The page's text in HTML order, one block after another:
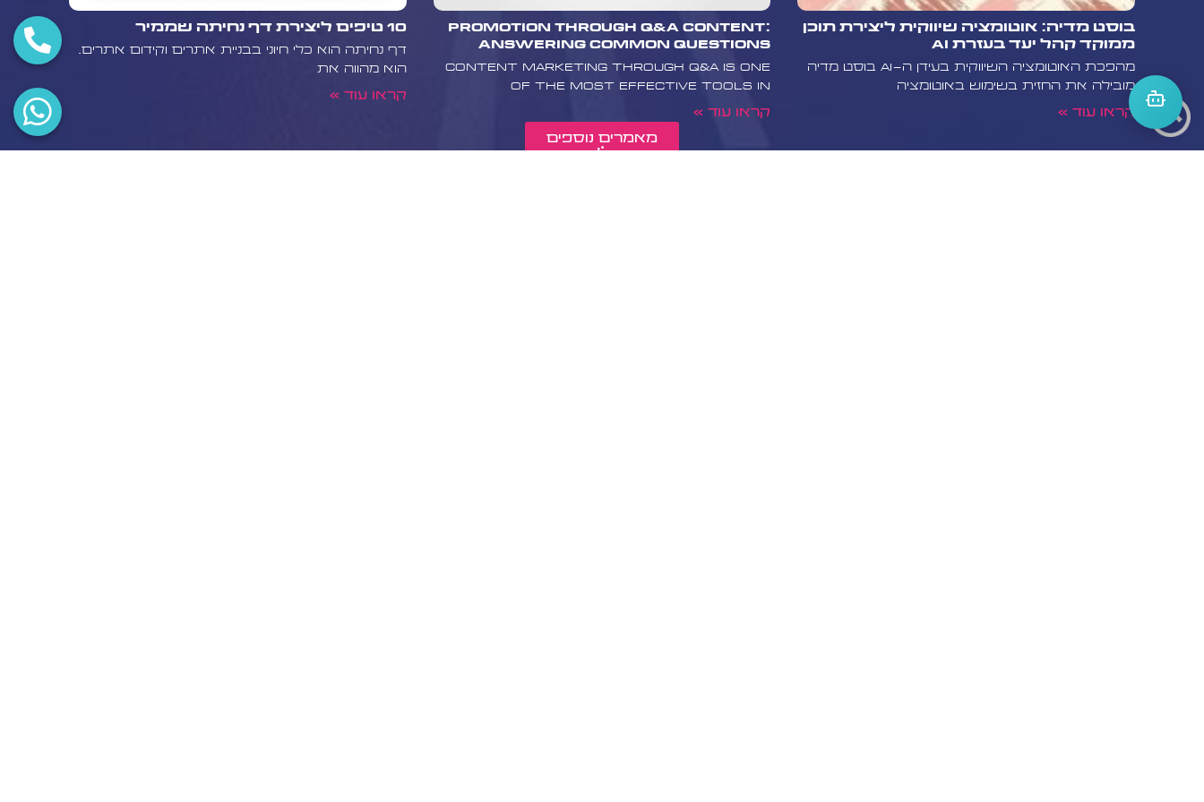
בוסט מדיה: אוטומציה שיווקית ליצירת תוכן
ממוקד קהל יעד בעזרת AI
מהפכת האוטומציה השיווקית בעידן ה-AI בוסט מדיה
מובילה את החזית בשימוש באוטומציה
קראו עוד »
Promotion Through Q&A Content:
Answering Common Questions
Content marketing through Q&A is one
of the most effective tools in
קראו עוד »
10 טיפים ליצירת דף נחיתה שממיר
דף נחיתה הוא כלי חיוני בבניית אתרים וקידום אתרים.
הוא מהווה את
קראו עוד »
מאמרים נוספים